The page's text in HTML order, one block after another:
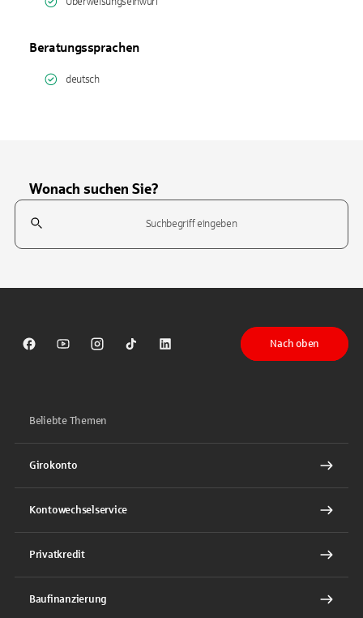
Beratungssprachen
deutsch
Wonach suchen Sie?
Suchfeld
Sparkasse auf Facebook
Sparkasse auf Youtube
Sparkasse auf Instagram
Sparkasse auf TikTok
Sparkasse auf LinkedIn
Nach oben
Beliebte Themen
Girokonto
Kontowechselservice
Privatkredit
Baufinanzierung